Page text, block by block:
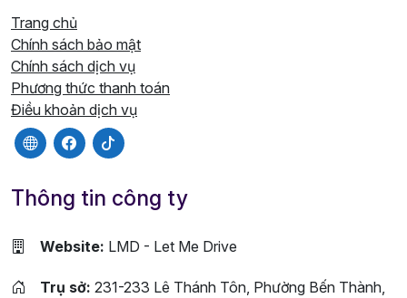
Trang chủ
Chính sách bảo mật
Chính sách dịch vụ
Phương thức thanh toán
Điều khoản dịch vụ
Thông tin công ty
Website: LMD - Let Me Drive
Trụ sở: 231-233 Lê Thánh Tôn, Phường Bến Thành,